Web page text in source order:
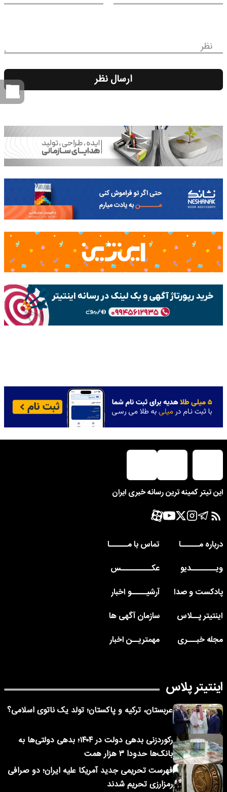
نظر
ارسال نظر
این تیتر کمینه ترین رسانه خبری ایران
درباره مــــــا
تماس با مــــــا
ویــــــــدیو
عکــــــــــس
پادکست و صدا
آرشیـــــو اخبار
اینتیتر پــلاس
سازمان آگهی ها
مجله خبـــری
مهمتریــن اخبار
اینتیتر پلاس
عربستان، ترکیه و پاکستان؛ تولد یک ناتوی اسلامی؟
رکوردزنی بدهی دولت در ۱۴۰۴؛ بدهی دولتی‌ها به
بانک‌ها حدودا ۳ هزار همت
فهرست تحریمی جدید آمریکا علیه ایران؛ دو صرافی
رمزارزی تحریم شدند